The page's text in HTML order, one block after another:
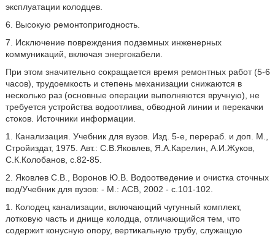
эксплуатации колодцев.
6. Высокую ремонтопригодность.
7. Исключение повреждения подземных инженерных
коммуникаций, включая энергокабели.
При этом значительно сокращается время ремонтных работ (5-6
часов), трудоемкость и степень механизации снижаются в
несколько раз (основные операции выполняются вручную), не
требуется устройства водоотлива, обводной линии и перекачки
стоков. Источники информации.
1. Канализация. Учебник для вузов. Изд. 5-е, перераб. и доп. М.,
Стройиздат, 1975. Авт.: С.В.Яковлев, Я.А.Карелин, А.И.Жуков,
С.К.Колобанов, с.82-85.
2. Яковлев С.В., Воронов Ю.В. Водоотведение и очистка сточных
вод/Учебник для вузов: - М.: АСВ, 2002 - с.101-102.
1. Колодец канализации, включающий чугунный комплект,
лотковую часть и днище колодца, отличающийся тем, что
содержит конусную опору, вертикальную трубу, служащую